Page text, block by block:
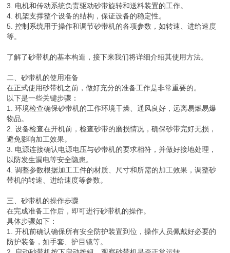
3. 电机和传动系统负责驱动砂带旋转和送料装置的工作。
4. 机架支撑整个设备的结构，保证设备的稳定性。
5. 控制系统用于操作和调节砂带机的各项参数，如转速、进给速度
等。
了解了砂带机的基本构造，接下来我们将详细介绍其使用方法。
二、砂带机的使用准备
在正式使用砂带机之前，做好充分的准备工作是非常重要的。
以下是一些关键步骤：
1. 环境检查确保砂带机的工作环境干燥、通风良好，远离易燃易爆
物品。
2. 设备检查在开机前，检查砂带的磨损情况，确保砂带完好无损，
避免影响加工效果。
3. 电源连接确认电源电压与砂带机的要求相符，并做好接地处理，
以防发生漏电等安全隐患。
4. 调整参数根据加工工件的材质、尺寸和所需的加工效果，调整砂
带机的转速、进给速度等参数。
三、砂带机的操作步骤
在完成准备工作后，即可进行砂带机的操作。
具体步骤如下：
1. 开机前确认确保所有安全防护装置到位，操作人员佩戴好必要的
防护装备，如手套、护目镜等。